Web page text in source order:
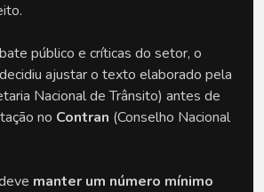
público e críticas do setor, o
ajustar o texto elaborado pela
Nacional de Trânsito) antes de
no Contran (Conselho Nacional
manter um número mínimo